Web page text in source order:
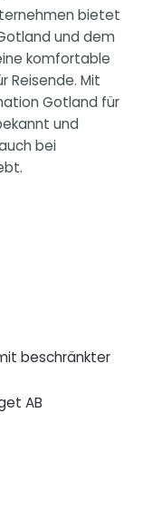
bietet
und dem
komfortable
Reisende. Mit
Gotland für
und
bei
beschränkter
AB